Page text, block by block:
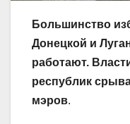
Большинство
Донецкой и
работают.
республик
мэров.